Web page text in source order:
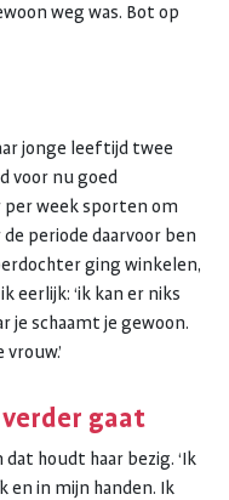
weg was. Bot op
jonge leeftijd twee
voor nu goed
per week sporten om
periode daarvoor ben
ging winkelen,
eerlijk: ‘ik kan er niks
je schaamt je gewoon.
gaat
houdt haar bezig. ‘Ik
en in mijn handen. Ik